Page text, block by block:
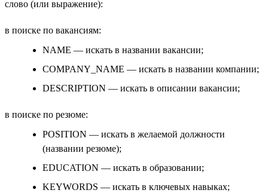
слово (или выражение):
в поиске по вакансиям:
NAME — искать в названии вакансии;
COMPANY_NAME — искать в названии компании;
DESCRIPTION — искать в описании вакансии;
в поиске по резюме:
POSITION — искать в желаемой должности
(названии резюме);
EDUCATION — искать в образовании;
KEYWORDS — искать в ключевых навыках;